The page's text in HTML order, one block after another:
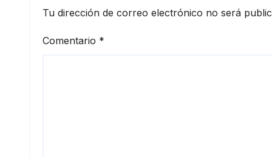
Tu dirección de correo electrónico no será
Comentario *